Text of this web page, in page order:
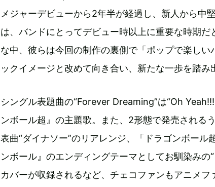
メジャーデビューから2年半が経過し、新人から中
は、バンドにとってデビュー時以上に重要な時期
な中、彼らは今回の制作の裏側で「ポップで楽し
ックイメージと改めて向き合い、新たな一歩を踏み
シングル表題曲の“Forever Dreaming”は“Oh
ンボール超』の主題歌。また、2形態で発売される
表曲“ダイナソー”のリアレンジ、「ドラゴンボール
ンボール』のエンディングテーマとしてお馴染みの
カバーが収録されるなど、チェコファンもアニメ